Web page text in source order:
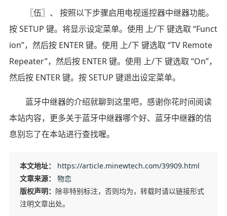
〖伍〗、 按照以下步骤启用电视遥控器中继器功能。
按 SETUP 键。将显示设定菜单。使用 上/下 键选取 “Funct
ion”，然后按 ENTER 键。使用 上/下 键选取 “TV Remote
Repeater”，然后按 ENTER 键。使用 上/下 键选取 “On”，
然后按 ENTER 键。按 SETUP 键退出设定菜单。
蓝牙中继器的介绍就聊到这里吧，感谢你花时间阅读
本站内容，更多关于蓝牙中继器哪个好、蓝牙中继器的信
息别忘了在本站进行查找喔。
本文地址：
https://article.minewtech.com/39909.html
文章来源：
物恋
版权声明： 除非特别标注，否则均为，转载时请以链接形式
注明文章出处。